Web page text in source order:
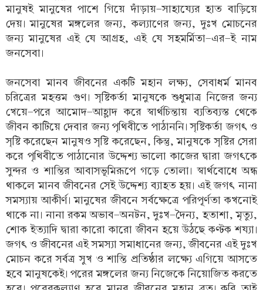
মানুষই মানুষের পাশে গিয়ে দাঁড়ায়-সাহায্যের হাত বাড়িয়ে
দেয়। মানুষের মঙ্গলের জন্য, কল্যাণের জন্য, দুঃখ মোচনের
জন্য মানুষের এই যে আগ্রহ, এই যে সহমর্মিতা-এর-ই নাম
জনসেবা।
জনসেবা মানব জীবনের একটি মহান লক্ষ্য, সেবাধর্ম মানব
চরিত্রের মহত্তম গুণ। সৃষ্টিকর্তা মানুষকে শুধুমাত্র নিজের জন্য
খেয়ে-পরে আমোদ-আহ্লাদ করে স্বার্থচিন্তায় ব্যতিব্যস্ত থেকে
জীবন কাটিয়ে দেবার জন্য পৃথিবীতে পাঠাননি। সৃষ্টিকর্তা জগৎ ও
সৃষ্টি করেছেন মানুষও সৃষ্টি করেছেন, কিন্তু, মানুষকে সৃষ্টির সেরা
করে পৃথিবীতে পাঠানোর উদ্দেশ্য ভালো কাজের দ্বারা জগৎকে
সুন্দর ও শান্তির আবাসভূমিরূপে গড়ে তোলা। স্বার্থবোধে অন্ধ
থাকলে মানব জীবনের সেই উদ্দেশ্য ব্যাহত হয়। এই জগৎ নানা
সমস্যায় আকীর্ণ। মানুষের জীবনে সর্বক্ষেত্রে পরিপূর্ণতা কখনোই
থাকে না। নানা রকম অভাব-অনটন, দুঃখ-দৈন্য, হতাশা, মৃত্যু,
শোক ইত্যাদি দ্বারা কারো কারো জীবন হয়ে উঠছে কণ্টক শয্যা।
জগৎ ও জীবনের এই সমস্যা সমাধানের জন্য, জীবনের এই দুঃখ
মোচন করে সর্বত্র সুখ ও শান্তি প্রতিষ্ঠার লক্ষ্যে এগিয়ে আসতে
হবে মানুষকেই। পরের মঙ্গলের জন্য নিজেকে নিয়োজিত করতে